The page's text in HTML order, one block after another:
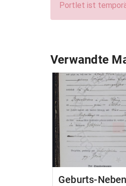
Portlet ist
Verwandte
Geburts-